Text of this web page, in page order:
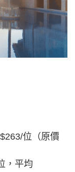
位（原價
，平均